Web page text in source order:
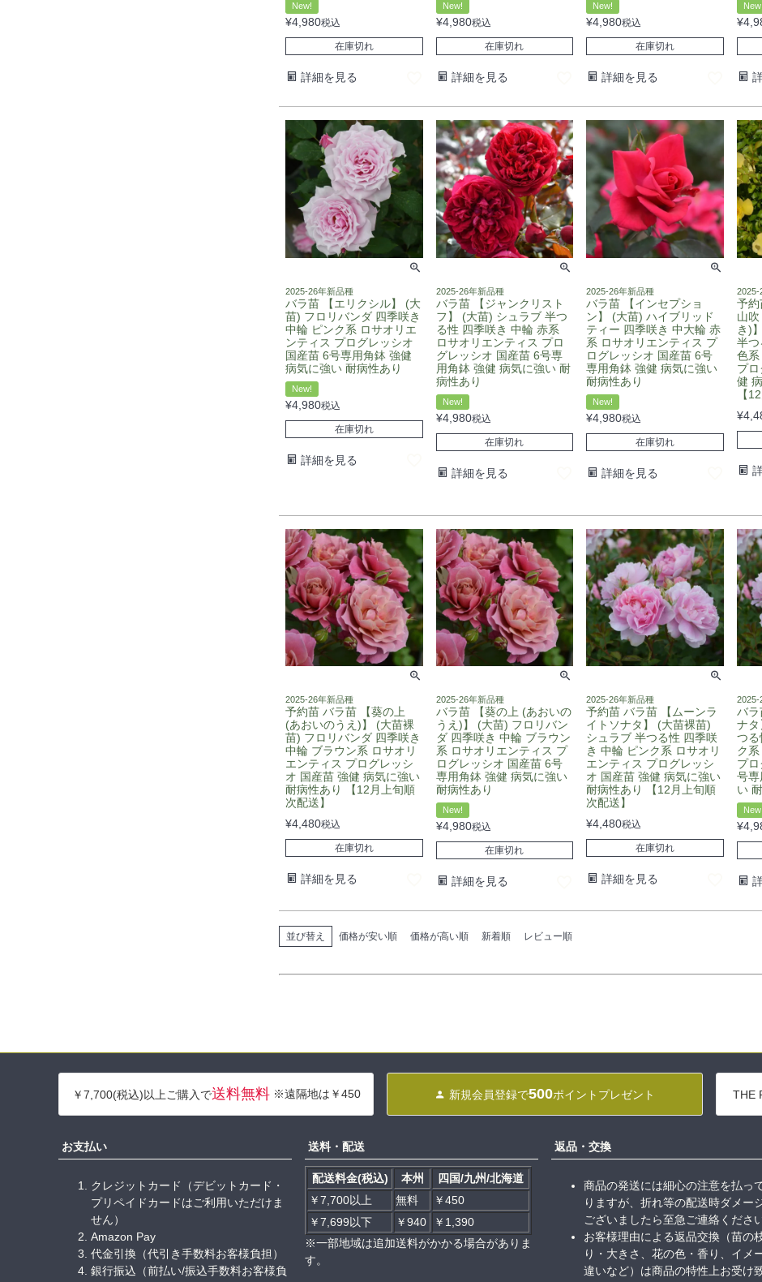
New!
¥4,980税込
在庫切れ
詳細を見る
New!
¥4,980税込
在庫切れ
詳細を見る
New!
¥4,980税込
在庫切れ
詳細を見る
New!
¥
2025-26年新品種
バラ苗 【エリクシル】 (大
苗) フロリバンダ 四季咲き
中輪 ピンク系 ロサオリエ
ンティス プログレッシオ
国産苗 6号専用角鉢 強健
病気に強い 耐病性あり
New!
¥4,980税込
在庫切れ
詳細を見る
2025-26年新品種
バラ苗 【ジャンクリスト
フ】 (大苗) シュラブ 半つ
る性 四季咲き 中輪 赤系
ロサオリエンティス プロ
グレッシオ 国産苗 6号専
用角鉢 強健 病気に強い 耐
病性あり
New!
¥4,980税込
在庫切れ
詳細を見る
2025-26年新品種
バラ苗 【インセプショ
ン】 (大苗) ハイブリッド
ティー 四季咲き 中大輪 赤
系 ロサオリエンティス プ
ログレッシオ 国産苗 6号
専用角鉢 強健 病気に強い
耐病性あり
New!
¥4,980税込
在庫切れ
詳細を見る
2025-
予約
山
き)
半つ
色系
プ
健
【
¥
2025-26年新品種
予約苗 バラ苗 【葵の上
(あおいのうえ)】 (大苗裸
苗) フロリバンダ 四季咲き
中輪 ブラウン系 ロサオリ
エンティス プログレッシ
オ 国産苗 強健 病気に強い
耐病性あり 【12月上旬順
次配送】
¥4,480税込
在庫切れ
詳細を見る
2025-26年新品種
バラ苗 【葵の上 (あおいの
うえ)】 (大苗) フロリバン
ダ 四季咲き 中輪 ブラウン
系 ロサオリエンティス プ
ログレッシオ 国産苗 6号
専用角鉢 強健 病気に強い
耐病性あり
New!
¥4,980税込
在庫切れ
詳細を見る
2025-26年新品種
予約苗 バラ苗 【ムーンラ
イトソナタ】 (大苗裸苗)
シュラブ 半つる性 四季咲
き 中輪 ピンク系 ロサオリ
エンティス プログレッシ
オ 国産苗 強健 病気に強い
耐病性あり 【12月上旬順
次配送】
¥4,480税込
在庫切れ
詳細を見る
2025-
バラ
ナ
つる
ク
プ
号専
い
New!
¥
並び替え 価格が安い順 価格が高い順 新着順 レビュー順
￥7,700(税込)以上ご購入で送料無料※遠隔地は￥450 新規会員登録で500ポイントプレゼント THE
お支払い
クレジットカード（デビットカード・
プリペイドカードはご利用いただけま
せん）
Amazon Pay
代金引換（代引き手数料お客様負担）
銀行振込（前払い/振込手数料お客様負
送料・配送
配送料金(税込) 本州
四国/九州/北海道
￥7,700以上
無料
￥450
￥7,699以下
￥940
￥1,390
※一部地域は追加送料がかかる場合がありま
す。
返品・交換
商品の発送には細心の注意を払っ
りますが、折れ等の配送時ダメー
ございましたら至急ご連絡ください
お客様理由による返品交換（苗の
り・大きさ、花の色・香り、イメ
違いなど）は商品の特性上お受け